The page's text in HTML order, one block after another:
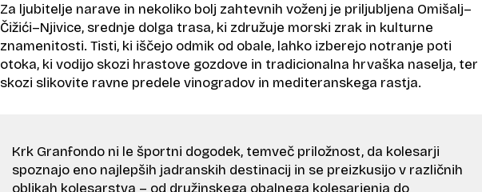
Za ljubitelje narave in nekoliko bolj zahtevnih voženj je priljubljena Omišalj–
Čižići–Njivice, srednje dolga trasa, ki združuje morski zrak in kulturne
znamenitosti. Tisti, ki iščejo odmik od obale, lahko izberejo notranje poti
otoka, ki vodijo skozi hrastove gozdove in tradicionalna hrvaška naselja, ter
skozi slikovite ravne predele vinogradov in mediteranskega rastja.
Krk Granfondo ni le športni dogodek, temveč priložnost, da kolesarji
spoznajo eno najlepših jadranskih destinacij in se preizkusijo v različnih